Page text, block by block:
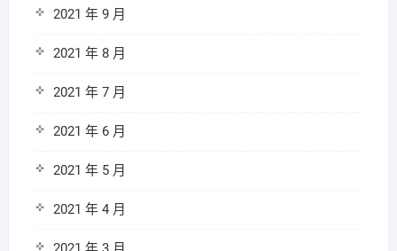
2021 年 9 月
2021 年 8 月
2021 年 7 月
2021 年 6 月
2021 年 5 月
2021 年 4 月